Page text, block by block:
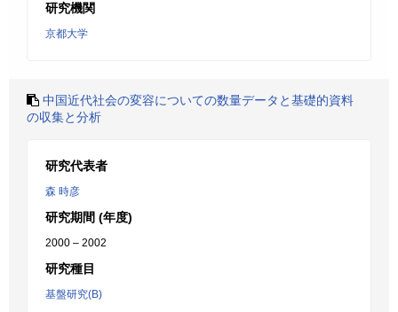
研究機関
京都大学
中国近代社会の変容についての数量データと基礎的資料
の収集と分析
研究代表者
森 時彦
研究期間 (年度)
2000 – 2002
研究種目
基盤研究(B)